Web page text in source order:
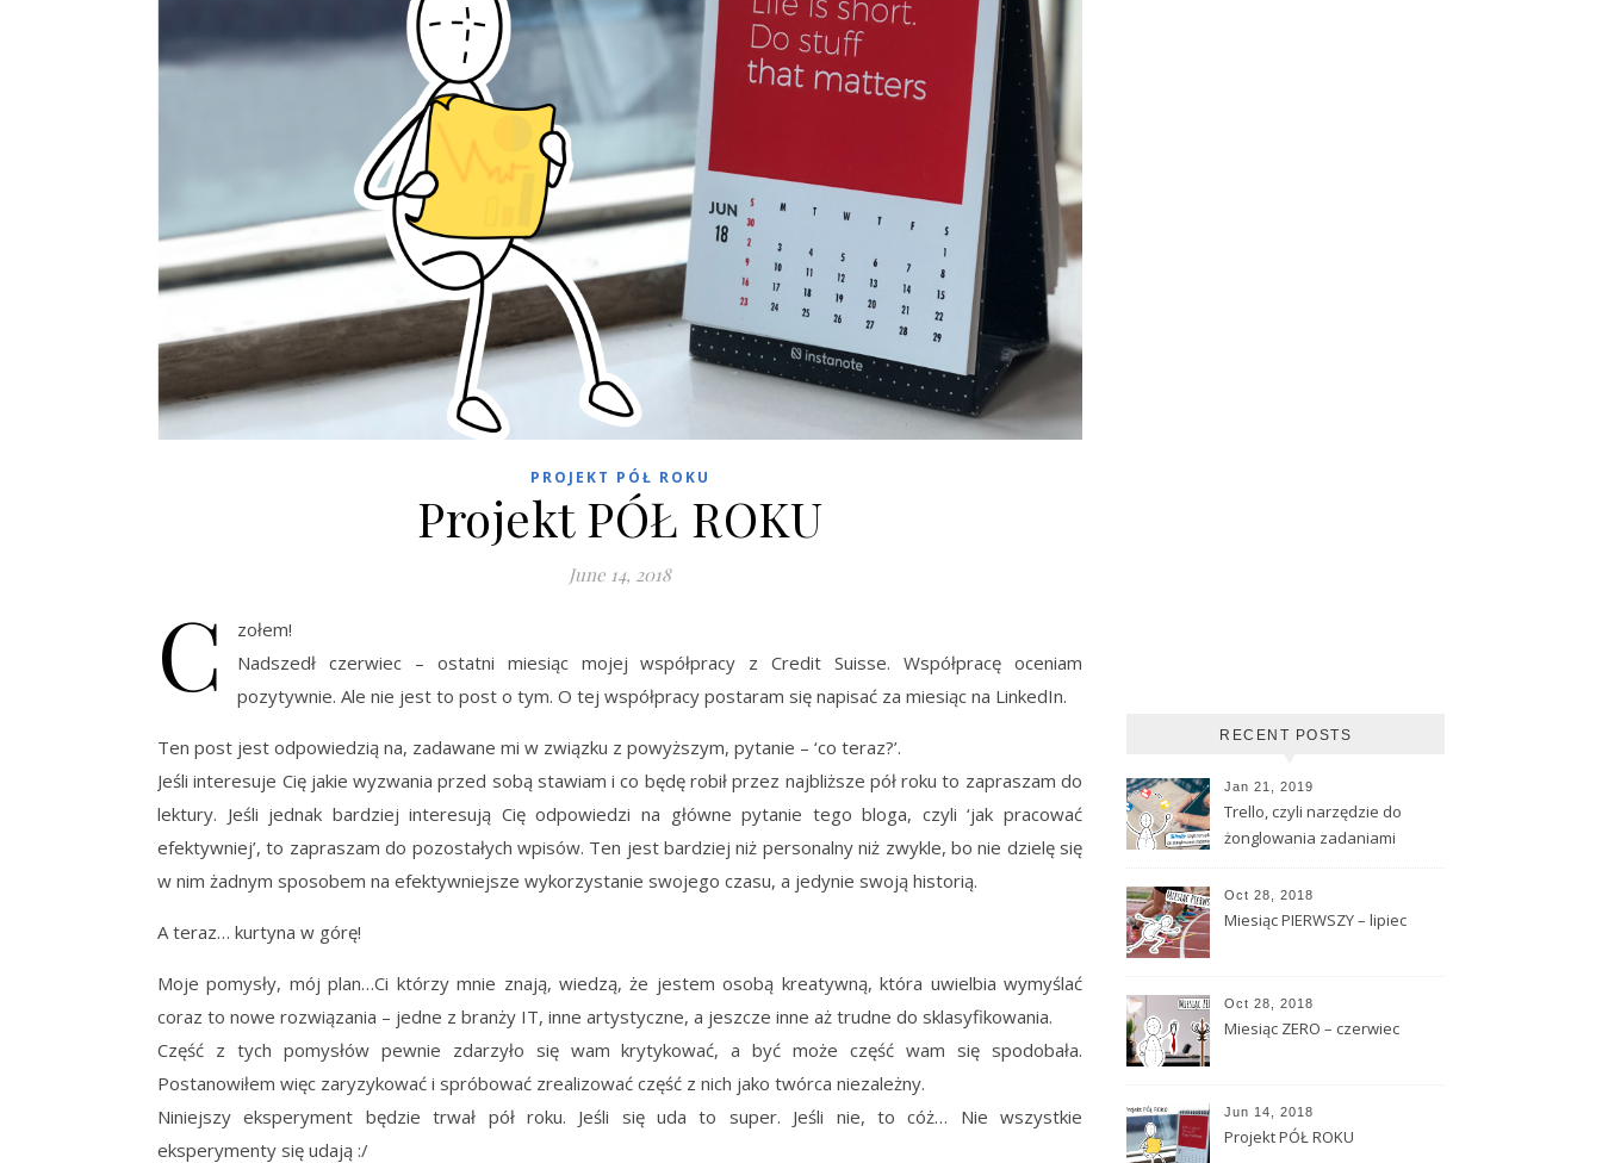
PROJEKT PÓŁ ROKU
Projekt PÓŁ ROKU
June 14, 2018
C
zołem!
Nadszedł czerwiec – ostatni miesiąc mojej współpracy z Credit Suisse. Współpracę oceniam
pozytywnie. Ale nie jest to post o tym. O tej współpracy postaram się napisać za miesiąc na LinkedIn.
Ten post jest odpowiedzią na, zadawane mi w związku z powyższym, pytanie – ‘co teraz?’.
Jeśli interesuje Cię jakie wyzwania przed sobą stawiam i co będę robił przez najbliższe pół roku to zapraszam do
lektury. Jeśli jednak bardziej interesują Cię odpowiedzi na główne pytanie tego bloga, czyli ‘jak pracować
efektywniej’, to zapraszam do pozostałych wpisów. Ten jest bardziej niż personalny niż zwykle, bo nie dzielę się
w nim żadnym sposobem na efektywniejsze wykorzystanie swojego czasu, a jedynie swoją historią.
A teraz… kurtyna w górę!
Moje pomysły, mój plan…Ci którzy mnie znają, wiedzą, że jestem osobą kreatywną, która uwielbia wymyślać
coraz to nowe rozwiązania – jedne z branży IT, inne artystyczne, a jeszcze inne aż trudne do sklasyfikowania.
Część z tych pomysłów pewnie zdarzyło się wam krytykować, a być może część wam się spodobała.
Postanowiłem więc zaryzykować i spróbować zrealizować część z nich jako twórca niezależny.
Niniejszy eksperyment będzie trwał pół roku. Jeśli się uda to super. Jeśli nie, to cóż… Nie wszystkie
eksperymenty się udają :/
RECENT POSTS
Jan 21, 2019
Trello, czyli narzędzie do
żonglowania zadaniami
Oct 28, 2018
Miesiąc PIERWSZY – lipiec
Oct 28, 2018
Miesiąc ZERO – czerwiec
Jun 14, 2018
Projekt PÓŁ ROKU